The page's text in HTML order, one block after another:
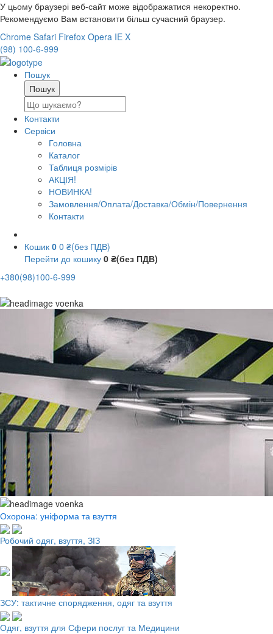
У цьому браузері веб-сайт може відображатися некоректно.
Рекомендуємо Вам встановити більш сучасний браузер.
Chrome Safari Firefox Opera IE X
(98) 100-6-999
Пошук
Контакти
Сервіси
Головна
Каталог
Таблиця розмірів
АКЦІЯ!
НОВИНКА!
Замовлення/Оплата/Доставка/Обмін/Повернення
Контакти
Кошик 0 0 ₴(без ПДВ)
Перейти до кошику 0 ₴(без ПДВ)
+380(98)100-6-999
Охорона: уніформа та взуття
Робочий одяг, взуття, ЗІЗ
ЗСУ: тактичне спорядження, одяг та взуття
Одяг, взуття для Сфери послуг та Медицини